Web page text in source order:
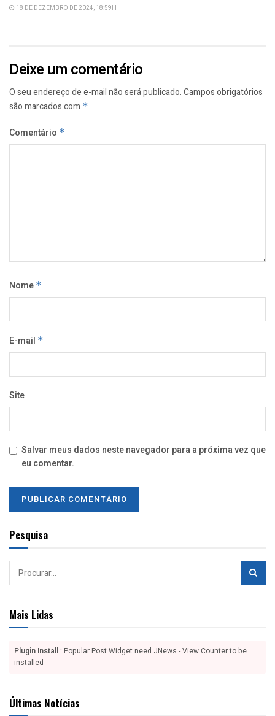
18 DE DEZEMBRO DE 2024, 18:59H
Deixe um comentário
O seu endereço de e-mail não será publicado.Campos obrigatórios
são marcados com *
Comentário *
Nome *
E-mail *
Site
Salvar meus dados neste navegador para a próxima vez que
eu comentar.
Pesquisa
Mais Lidas
Plugin Install : Popular Post Widget need JNews - View Counter to be
installed
Últimas Notícias